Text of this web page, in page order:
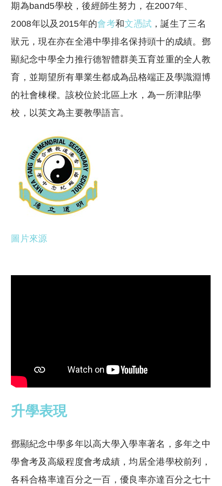
期為band5學校，後經師生努力，在2007年、
2008年以及2015年的會考和文憑試 ，誕生了三名
狀元，現在亦在全港中學排名保持頭十的成績。鄧
顯紀念中學全力推行德智體群美五育並重的全人教
育，並期望所有畢業生都成為品格端正及學識淵博
的社會棟樑。該校位於北區上水，為一所津貼學
校，以英文為主要教學語言。
圖片來源
升學表現
鄧顯紀念中學多年以高大學入學率著名，多年之中
學會考及高級程度會考成績，均居全港學校前列，
各科合格率達百分之一百，優良率亦達百分之七十